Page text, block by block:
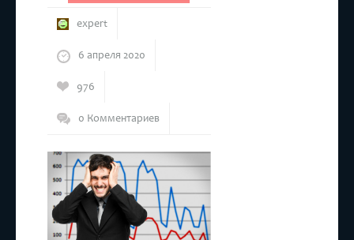
expert
6 апреля 2020
976
0 Комментариев